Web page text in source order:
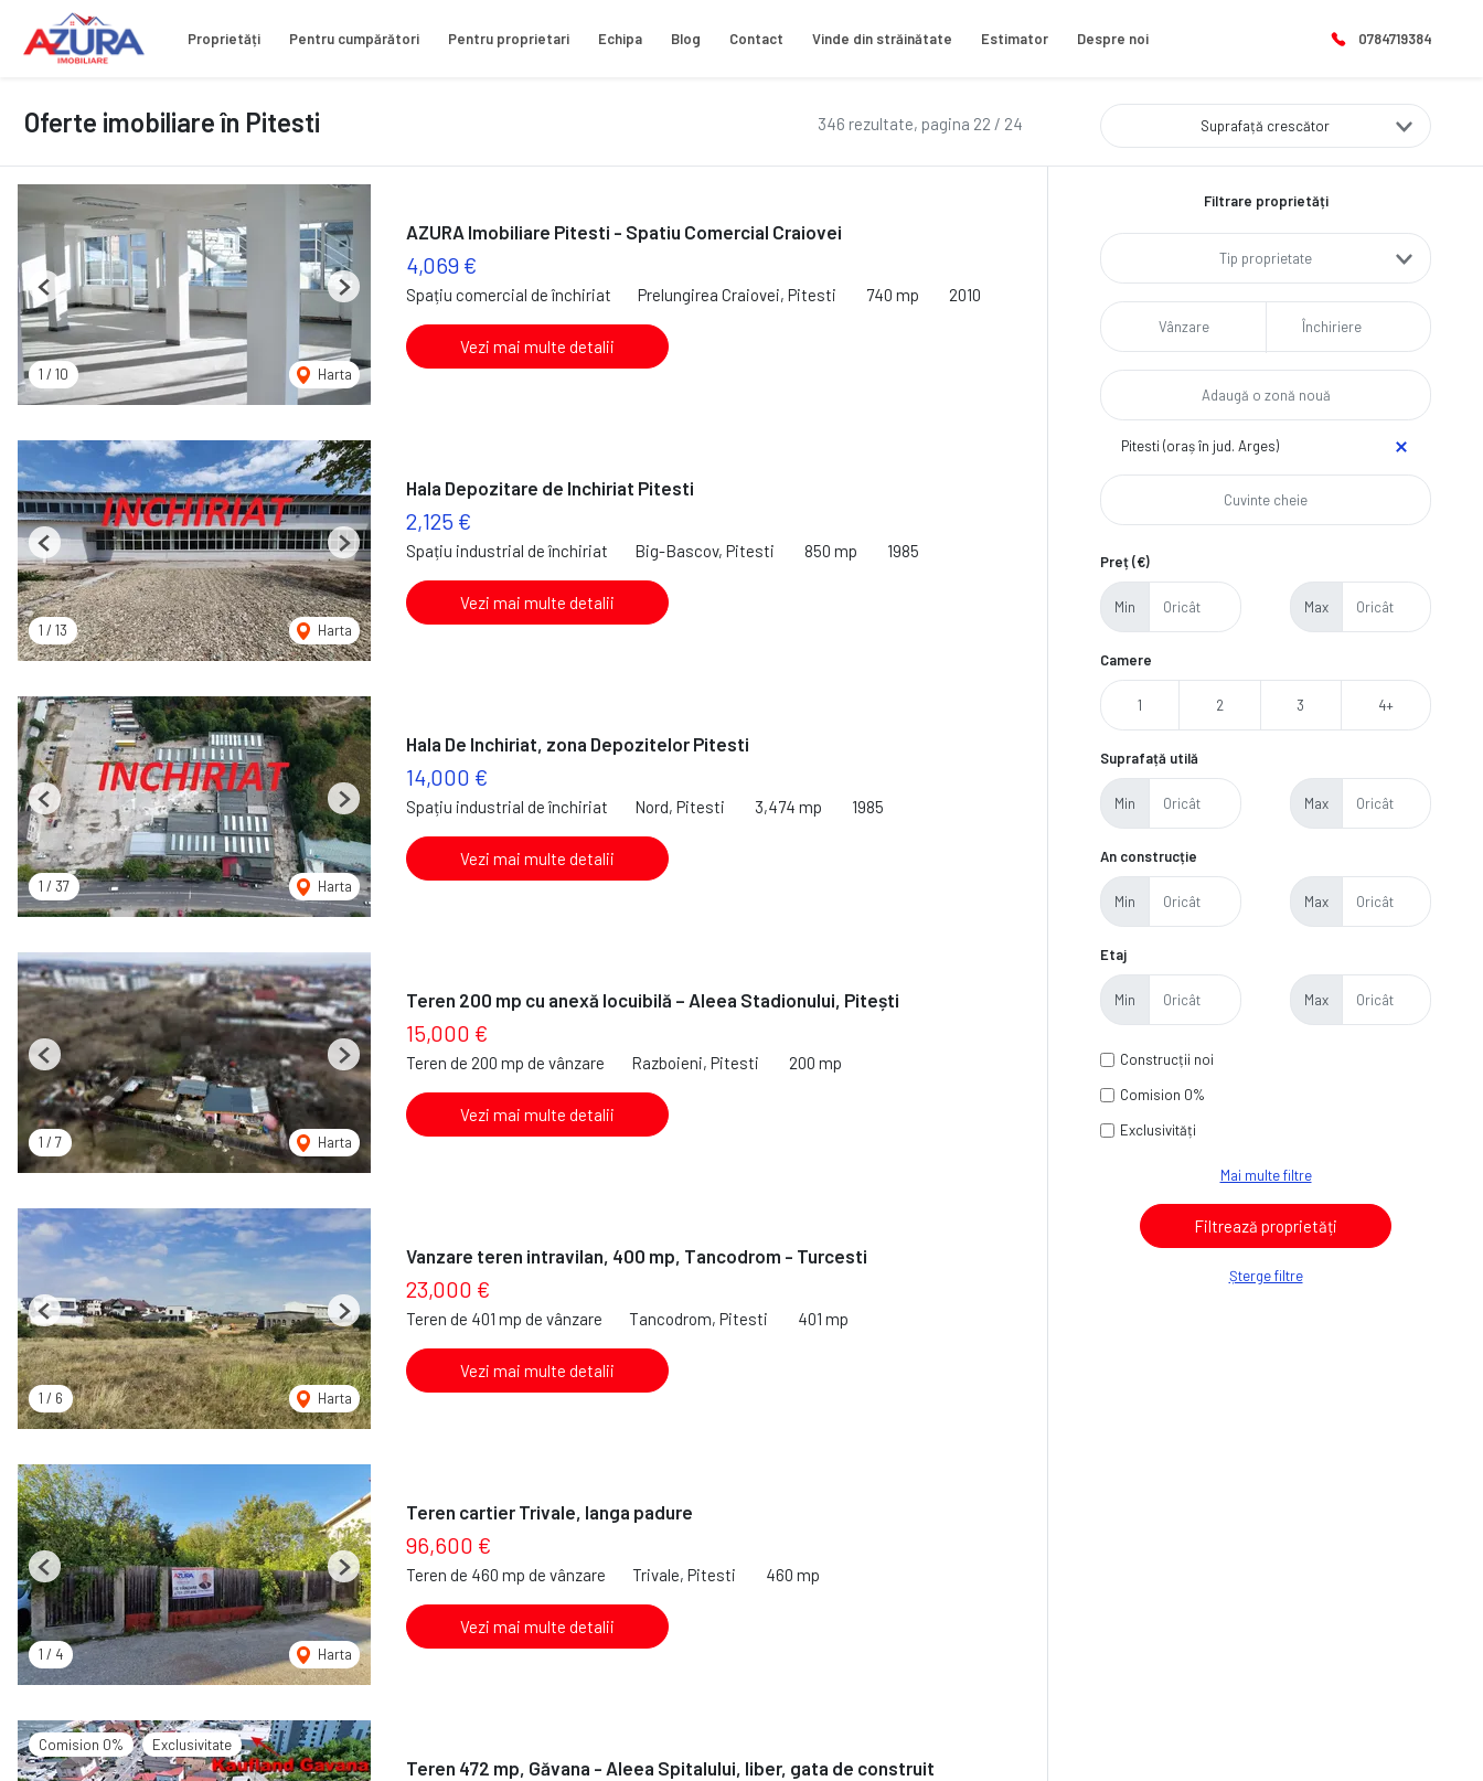
Proprietăți Pentru cumpărători Pentru proprietari Echipa Blog Contact Vinde din străinătate Estimator Despre noi 0784719384
346 rezultate, pagina 22 / 24
Oferte imobiliare în Pitesti Suprafață crescător
1 / 10 Harta
Previous Next
AZURA Imobiliare Pitesti - Spatiu Comercial Craiovei
4,069 €
Spațiu comercial de închiriat Prelungirea Craiovei, Pitesti 740 mp 2010
Vezi mai multe detalii
1 / 13 Harta
Previous Next
Hala Depozitare de Inchiriat Pitesti
2,125 €
Spațiu industrial de închiriat Big-Bascov, Pitesti 850 mp 1985
Vezi mai multe detalii
1 / 37 Harta
Previous Next
Hala De Inchiriat, zona Depozitelor Pitesti
14,000 €
Spațiu industrial de închiriat Nord, Pitesti 3,474 mp 1985
Vezi mai multe detalii
1 / 7 Harta
Previous Next
Teren 200 mp cu anexă locuibilă – Aleea Stadionului, Pitești
15,000 €
Teren de 200 mp de vânzare Razboieni, Pitesti 200 mp
Vezi mai multe detalii
1 / 6 Harta
Previous Next
Vanzare teren intravilan, 400 mp, Tancodrom - Turcesti
23,000 €
Teren de 401 mp de vânzare Tancodrom, Pitesti 401 mp
Vezi mai multe detalii
1 / 4 Harta
Previous Next
Teren cartier Trivale, langa padure
96,600 €
Teren de 460 mp de vânzare Trivale, Pitesti 460 mp
Vezi mai multe detalii
Comision 0% Exclusivitate
Teren 472 mp, Găvana - Aleea Spitalului, liber, gata de construit
Filtrare proprietăți
Tip proprietate
Vânzare Închiriere
Pitesti (oraș în jud. Arges)
Preț (€)
Min Max
Camere
1 2 3 4+
Suprafață utilă
Min Max
An construcție
Min Max
Etaj
Min Max
Construcții noi
Comision 0%
Exclusivități
Mai multe filtre
Șterge filtre